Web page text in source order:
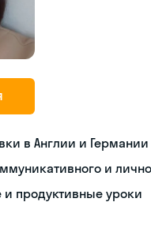
в Англии и Германии
и
и продуктивные уроки